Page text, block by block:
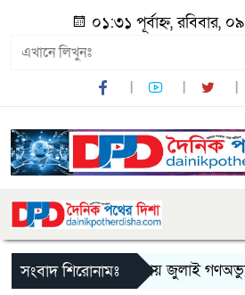
০১:৩১ পূর্বাহ্ন, রবিবার,
সংবাদ শিরোনামঃমান্দায় জুলাই